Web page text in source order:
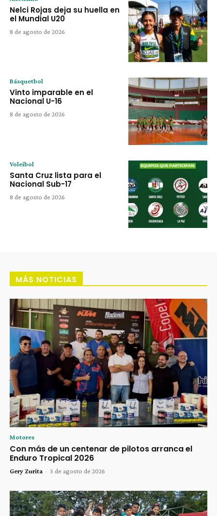
Nelci Rojas deja su huella en
el Mundial U20
8 de agosto de 2026
Básquetbol
Vinto imparable en el
Nacional U-16
8 de agosto de 2026
Voleibol
Santa Cruz lista para el
Nacional Sub-17
8 de agosto de 2026
MÁS NOTICIAS
Motores
Con más de un centenar de pilotos arranca el
Enduro Tropical 2026
Gery Zurita - 5 de agosto de 2026